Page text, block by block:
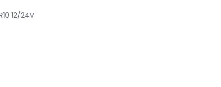
12/24V